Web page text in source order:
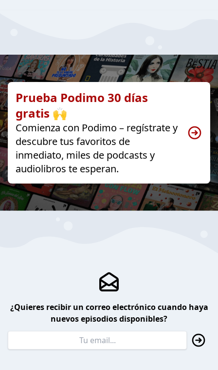
Prueba Podimo 30 días
gratis 🙌
Comienza con Podimo – regístrate y
descubre tus favoritos de
inmediato, miles de podcasts y
audiolibros te esperan.
¿Quieres recibir un correo electrónico cuando haya
nuevos episodios disponibles?